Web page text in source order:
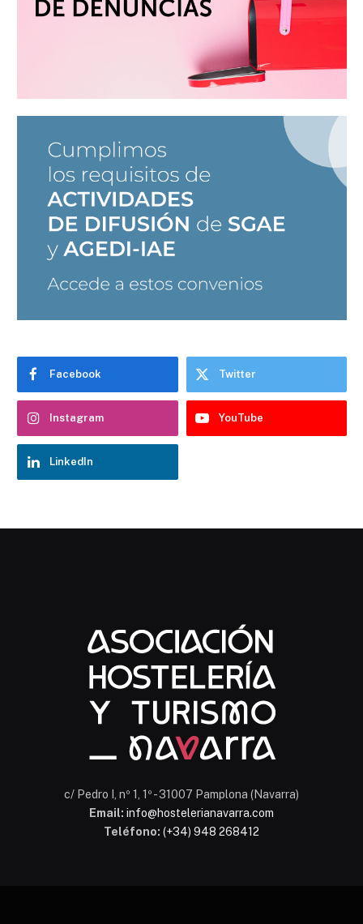
Facebook Twitter
Instagram YouTube
LinkedIn
Chatbot Hostelería Navarra
En línea
c/ Pedro I, nº 1, 1º - 31007 Pamplona (Navarra)
Email: info@hostelerianavarra.com
Teléfono: (+34) 948 268412